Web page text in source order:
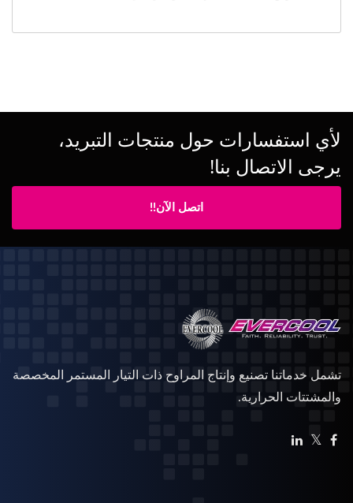
لأي استفسارات حول منتجات التبريد،
يرجى الاتصال بنا!
اتصل الآن!!
تشمل خدماتنا تصنيع وإنتاج المراوح ذات التيار المستمر المخصصة
والمشتتات الحرارية.